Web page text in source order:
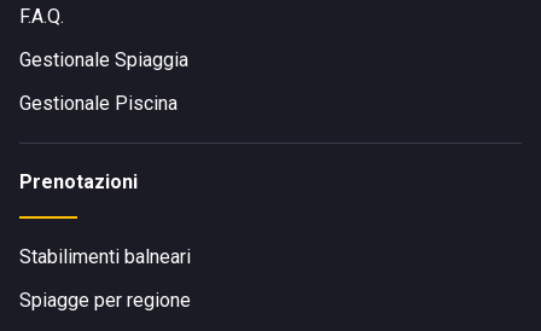
F.A.Q.
Gestionale Spiaggia
Gestionale Piscina
Prenotazioni
Stabilimenti balneari
Spiagge per regione